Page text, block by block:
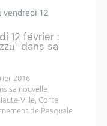
vendredi 12
12 février :
dans sa
2016
sa nouvelle
Ville, Corte
de Pasquale